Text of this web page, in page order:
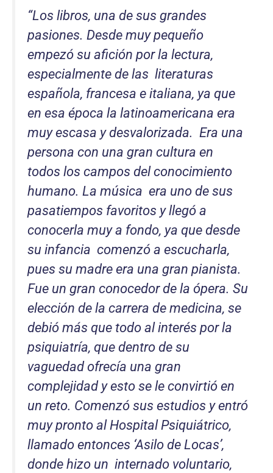
“Los libros, una de sus grandes
pasiones. Desde muy pequeño
empezó su afición por la lectura,
especialmente de las literaturas
española, francesa e italiana, ya que
en esa época la latinoamericana era
muy escasa y desvalorizada. Era una
persona con una gran cultura en
todos los campos del conocimiento
humano. La música era uno de sus
pasatiempos favoritos y llegó a
conocerla muy a fondo, ya que desde
su infancia comenzó a escucharla,
pues su madre era una gran pianista.
Fue un gran conocedor de la ópera. Su
elección de la carrera de medicina, se
debió más que todo al interés por la
psiquiatría, que dentro de su
vaguedad ofrecía una gran
complejidad y esto se le convirtió en
un reto. Comenzó sus estudios y entró
muy pronto al Hospital Psiquiátrico,
llamado entonces ‘Asilo de Locas’,
donde hizo un internado voluntario,